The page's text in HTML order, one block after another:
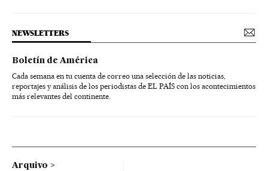
NEWSLETTERS
Boletín de América
Cada semana en tu cuenta de correo una selección de las noticias,
reportajes y análisis de los periodistas de EL PAÍS con los acontecimientos
más relevantes del continente.
Arquivo